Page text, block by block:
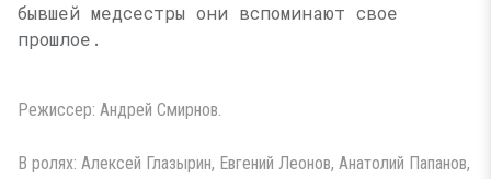
бывшей медсестры они вспоминают свое
прошлое.
Режиссер: Андрей Смирнов.
В ролях: Алексей Глазырин, Евгений Леонов, Анатолий Папанов,